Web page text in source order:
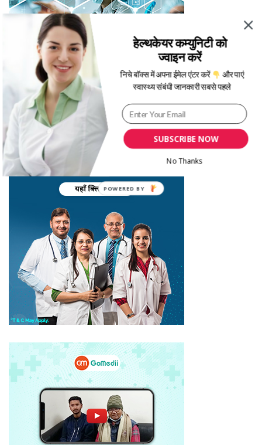
SUBSCRIBE NOW
हेल्थकेयर कम्युनिटी को
ज्वाइन करें
निचे बॉक्स में अपना ईमेल एंटर करें
और पाएं
स्वास्थ्य संबंधी जानकारी सबसे पहले
No Thanks
POWERED BY